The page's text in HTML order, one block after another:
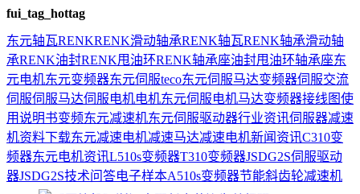
fui_tag_hottag
东元轴瓦RENKRENK滑动轴承RENK轴瓦RENK轴承滑动轴
承RENK油封RENK甩油环RENK轴承座油封甩油环轴承座东
元电机东元变频器东元伺服teco东元伺服马达变频器伺服交流
伺服伺服马达伺服电机电机东元伺服电机马达变频器接线图使
用说明书变频东元减速机东元伺服驱动器行业资讯伺服器减速
机资料下载东元减速电机减速马达减速电机新闻资讯C310变
频器东元电机资讯L510s变频器T310变频器JSDG2S伺服驱动
器JSDG2S技术问答电子样本A510s变频器节能斜齿轮减速机